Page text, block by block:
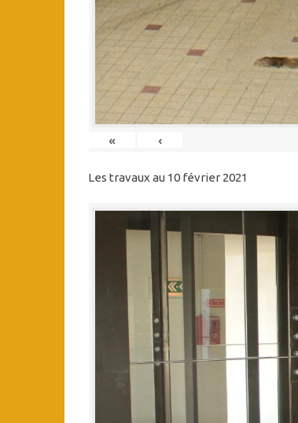
« ‹
Les travaux au 10 février 2021